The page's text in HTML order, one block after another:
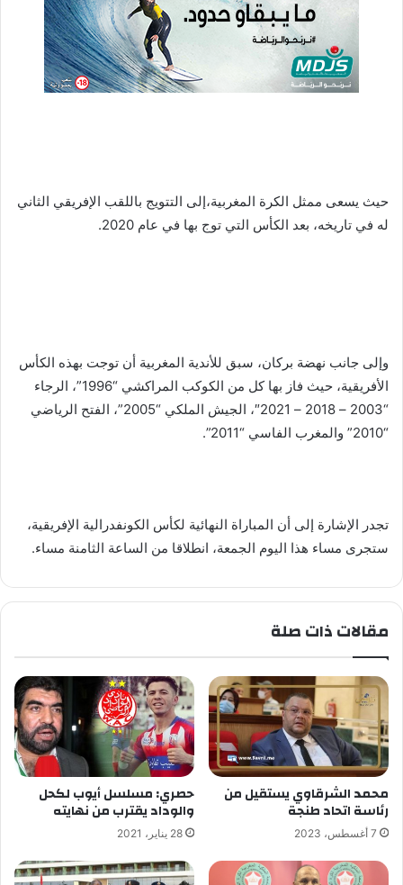
حيث يسعى ممثل الكرة المغربية،إلى التتويج باللقب الإفريقي الثاني
له في تاريخه، بعد الكأس التي توج بها في عام 2020.
وإلى جانب نهضة بركان، سبق للأندية المغربية أن توجت بهذه الكأس
الأفريقية، حيث فاز بها كل من الكوكب المراكشي “1996”، الرجاء
“2003 – 2018 – 2021″، الجيش الملكي “2005”، الفتح الرياضي
“2010” والمغرب الفاسي “2011”.
تجدر الإشارة إلى أن المباراة النهائية لكأس الكونفدرالية الإفريقية،
ستجرى مساء هذا اليوم الجمعة، انطلاقا من الساعة الثامنة مساء.
مقالات ذات صلة
محمد الشرقاوي يستقيل من
رئاسة اتحاد طنجة
7 أغسطس، 2023
حصري: مسلسل أيوب لكحل
والوداد يقترب من نهايته
28 يناير، 2021